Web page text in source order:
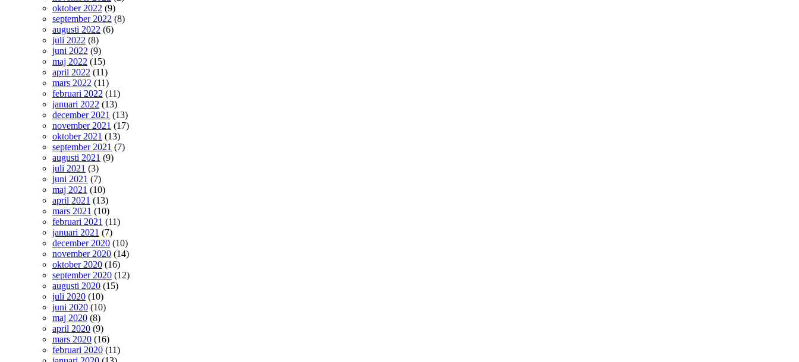
oktober 2022 (9)
september 2022 (8)
augusti 2022 (6)
juli 2022 (8)
juni 2022 (9)
maj 2022 (15)
april 2022 (11)
mars 2022 (11)
februari 2022 (11)
januari 2022 (13)
december 2021 (13)
november 2021 (17)
oktober 2021 (13)
september 2021 (7)
augusti 2021 (9)
juli 2021 (3)
juni 2021 (7)
maj 2021 (10)
april 2021 (13)
mars 2021 (10)
februari 2021 (11)
januari 2021 (7)
december 2020 (10)
november 2020 (14)
oktober 2020 (16)
september 2020 (12)
augusti 2020 (15)
juli 2020 (10)
juni 2020 (10)
maj 2020 (8)
april 2020 (9)
mars 2020 (16)
februari 2020 (11)